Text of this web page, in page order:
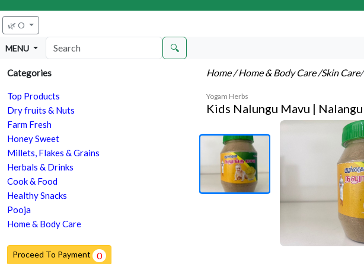
🌿 O
MENU 🔍
Categories
Top Products
Dry fruits & Nuts
Farm Fresh
Honey Sweet
Millets, Flakes & Grains
Herbals & Drinks
Cook & Food
Healthy Snacks
Pooja
Home & Body Care
Proceed To Payment 0
Home/ Home & Body Care/Skin Care/
Yogam Herbs
Kids Nalungu Mavu | Nalangu